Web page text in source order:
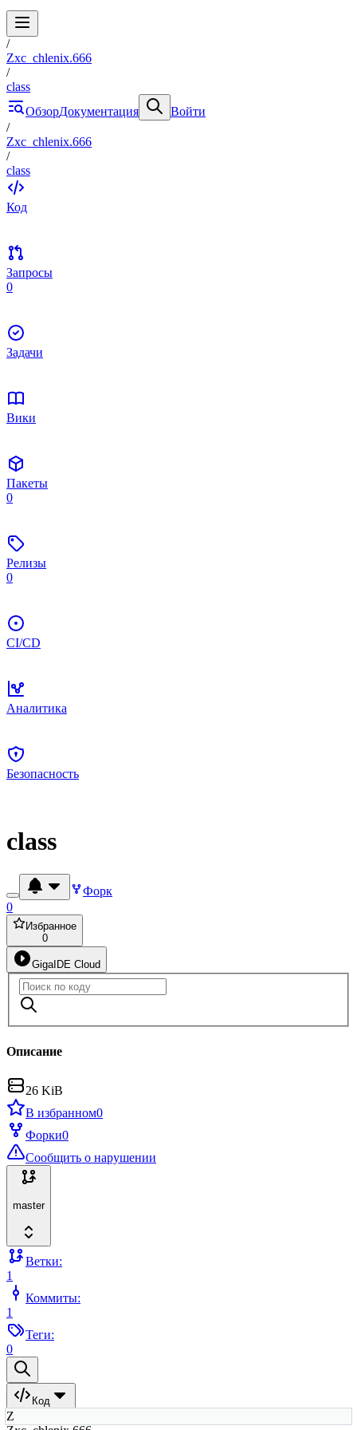
/
Zxc_chlenix.666
/
class
ОбзорДокументация
Войти
/
Zxc_chlenix.666
/
class
Код
Запросы
0
Задачи
Вики
Пакеты
0
Релизы
0
CI/CD
Аналитика
Безопасность
class
Форк
0
Избранное
0
GigaIDE Cloud
Описание
26 KiB
В избранном0
Форки0
Сообщить о нарушении
master
Ветки:
1
Коммиты:
1
Теги:
0
Код
Z